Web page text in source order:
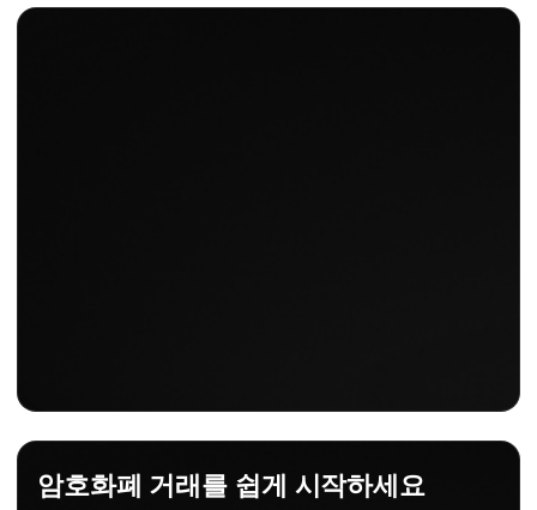
암호화폐 거래를 쉽게 시작하세요